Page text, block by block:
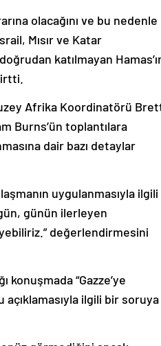
Mısır ve Katar
katılmayan Hamas’ın
Burns’ün toplantılara
dair bazı detaylar
günün ilerleyen
değerlendirmesini
ilgili bir soruya